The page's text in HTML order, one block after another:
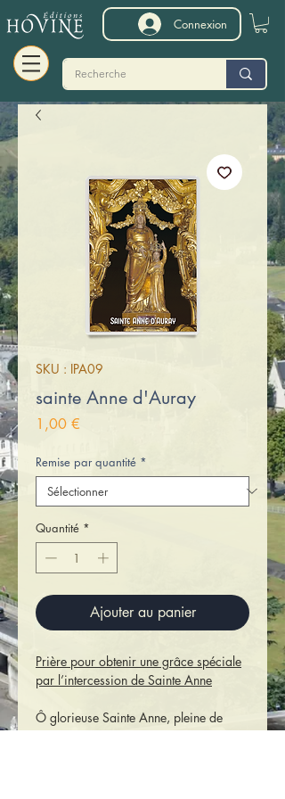
Connexion
SKU : IPA09
sainte Anne d'Auray
1,00 €
Remise par quantité *
Quantité *
Ajouter au panier
Prière pour obtenir une grâce spéciale
par l’intercession de Sainte Anne
Ô glorieuse Sainte Anne, pleine de